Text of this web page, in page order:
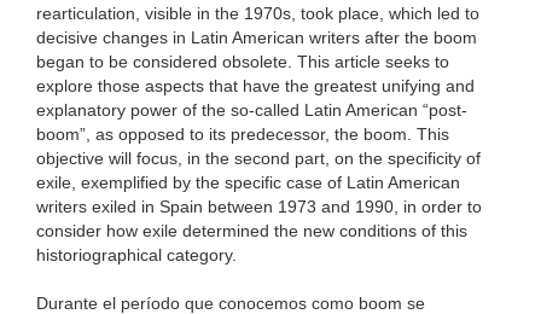
rearticulation, visible in the 1970s, took place, which led to
decisive changes in Latin American writers after the boom
began to be considered obsolete. This article seeks to
explore those aspects that have the greatest unifying and
explanatory power of the so-called Latin American “post-
boom”, as opposed to its predecessor, the boom. This
objective will focus, in the second part, on the specificity of
exile, exemplified by the specific case of Latin American
writers exiled in Spain between 1973 and 1990, in order to
consider how exile determined the new conditions of this
historiographical category.
Durante el período que conocemos como boom se